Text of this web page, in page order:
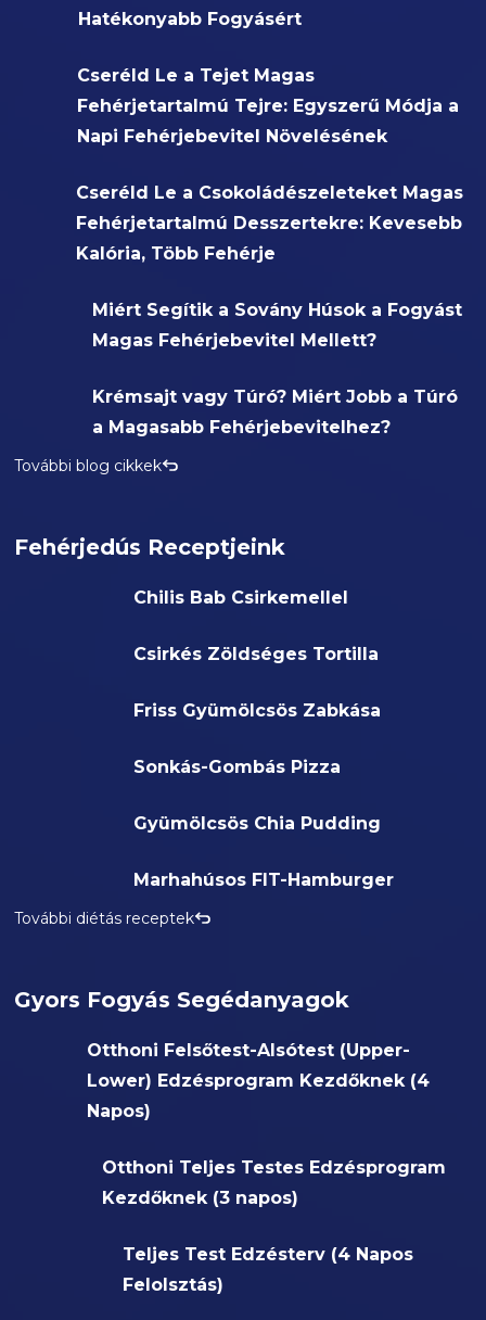
Hatékonyabb Fogyásért
Cseréld Le a Tejet Magas
Fehérjetartalmú Tejre: Egyszerű Módja a
Napi Fehérjebevitel Növelésének
Cseréld Le a Csokoládészeleteket Magas
Fehérjetartalmú Desszertekre: Kevesebb
Kalória, Több Fehérje
Miért Segítik a Sovány Húsok a Fogyást
Magas Fehérjebevitel Mellett?
Krémsajt vagy Túró? Miért Jobb a Túró
a Magasabb Fehérjebevitelhez?
További blog cikkek
Fehérjedús Receptjeink
Chilis Bab Csirkemellel
Csirkés Zöldséges Tortilla
Friss Gyümölcsös Zabkása
Sonkás-Gombás Pizza
Gyümölcsös Chia Pudding
Marhahúsos FIT-Hamburger
További diétás receptek
Gyors Fogyás Segédanyagok
Otthoni Felsőtest-Alsótest (Upper-
Lower) Edzésprogram Kezdőknek (4
Napos)
Otthoni Teljes Testes Edzésprogram
Kezdőknek (3 napos)
Teljes Test Edzésterv (4 Napos
Felolsztás)